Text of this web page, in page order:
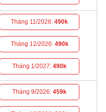
Tháng 11/2026:490k
Tháng 12/2026: 490k
Tháng 1/2027:490k
Tháng 9/2026:459k